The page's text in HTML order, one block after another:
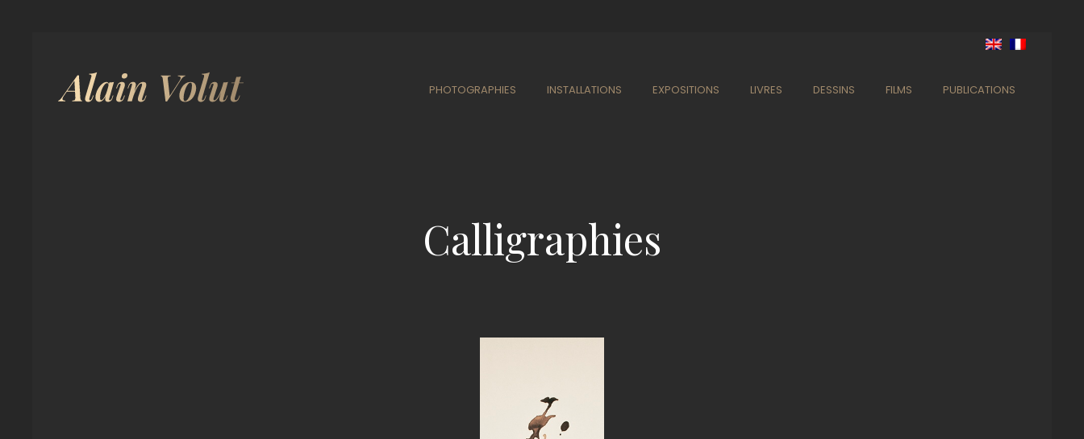
PHOTOGRAPHIES INSTALLATIONS EXPOSITIONS LIVRES DESSINS FILMS PUBLICATIONS
Calligraphies